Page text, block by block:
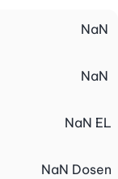
NaN
NaN
NaN EL
NaN Dosen